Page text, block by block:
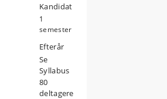
Kandidat
1
semester
Efterår
Se
Syllabus
80
deltagere